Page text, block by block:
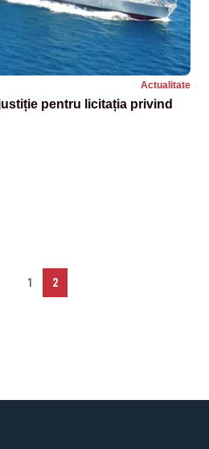
Actualitate
pentru licitația privind
1 2